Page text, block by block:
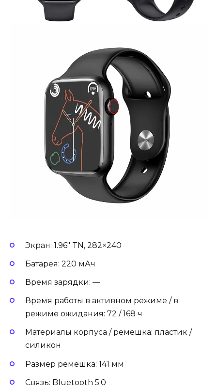
Экран: 1.96″ TN, 282×240
Батарея: 220 мАч
Время зарядки: —
Время работы в активном режиме / в
режиме ожидания: 72 / 168 ч
Материалы корпуса / ремешка: пластик /
силикон
Размер ремешка: 141 мм
Связь: Bluetooth 5.0